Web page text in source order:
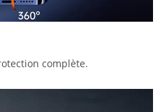
complète.